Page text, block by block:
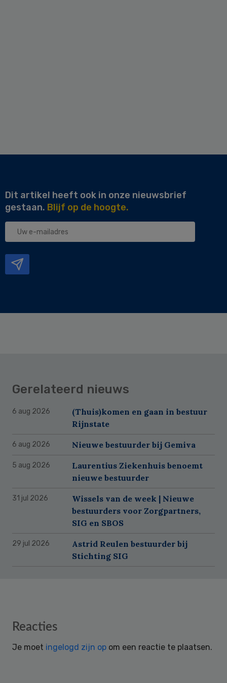
Dit artikel heeft ook in onze nieuwsbrief
gestaan. Blijf op de hoogte.
Uw
Gerelateerd nieuws
6 aug 2026
(Thuis)komen en gaan in bestuur
Rijnstate
6 aug 2026 Nieuwe bestuurder bij Gemiva
5 aug 2026
Laurentius Ziekenhuis benoemt
nieuwe bestuurder
31 jul 2026
Wissels van de week | Nieuwe
bestuurders voor Zorgpartners,
SIG en SBOS
29 jul 2026
Astrid Reulen bestuurder bij
Stichting SIG
Reader
Reacties
Je moet ingelogd zijn op om een reactie te plaatsen.